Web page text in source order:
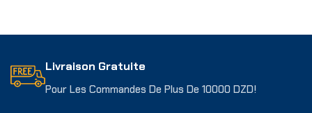
Livraison Gratuite
Pour Les Commandes De Plus De 10000 DZD!